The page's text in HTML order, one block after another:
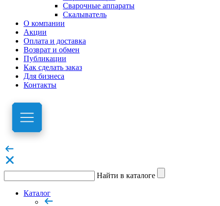
Сварочные аппараты
Скалыватель
О компании
Акции
Оплата и доставка
Возврат и обмен
Публикации
Как сделать заказ
Для бизнеса
Контакты
Найти в каталоге
Каталог